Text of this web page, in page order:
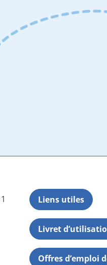
Liens utiles
Livret
Offres d’emploi